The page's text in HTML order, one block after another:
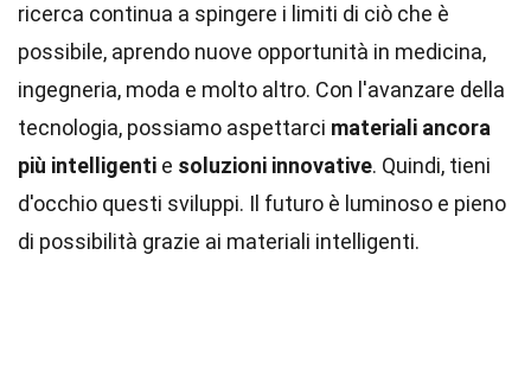
ricerca continua a spingere i limiti di ciò che è
possibile, aprendo nuove opportunità in medicina,
ingegneria, moda e molto altro. Con l'avanzare della
tecnologia, possiamo aspettarci materiali ancora
più intelligenti e soluzioni innovative. Quindi, tieni
d'occhio questi sviluppi. Il futuro è luminoso e pieno
di possibilità grazie ai materiali intelligenti.